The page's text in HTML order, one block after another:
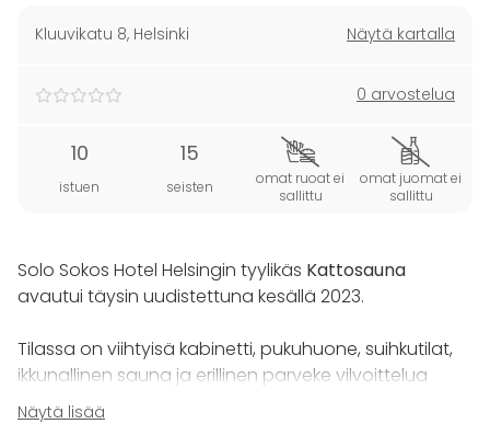
Kluuvikatu 8, Helsinki Näytä kartalla
0 arvostelua
10
istuen
15
seisten
omat ruoat ei
sallittu
omat juomat ei
sallittu
Solo Sokos Hotel Helsingin tyylikäs Kattosauna
avautui täysin uudistettuna kesällä 2023.
Tilassa on viihtyisä kabinetti, pukuhuone, suihkutilat,
ikkunallinen sauna ja erillinen parveke vilvoittelua
varten. Parvekkeelta avautuvat upeat näkymät
Näytä lisää